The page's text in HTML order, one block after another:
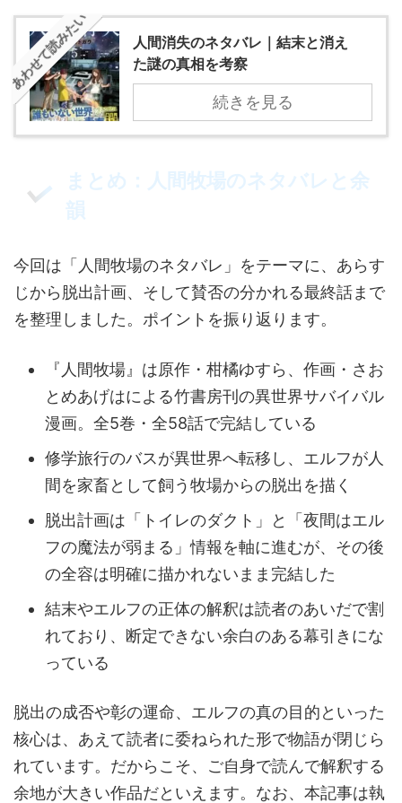
あわせて読みたい
人間消失のネタバレ｜結末と消え
た謎の真相を考察
続きを見る
まとめ：人間牧場のネタバレと余
韻
今回は「人間牧場のネタバレ」をテーマに、あらす
じから脱出計画、そして賛否の分かれる最終話まで
を整理しました。ポイントを振り返ります。
『人間牧場』は原作・柑橘ゆすら、作画・さお
とめあげはによる竹書房刊の異世界サバイバル
漫画。全5巻・全58話で完結している
修学旅行のバスが異世界へ転移し、エルフが人
間を家畜として飼う牧場からの脱出を描く
脱出計画は「トイレのダクト」と「夜間はエル
フの魔法が弱まる」情報を軸に進むが、その後
の全容は明確に描かれないまま完結した
結末やエルフの正体の解釈は読者のあいだで割
れており、断定できない余白のある幕引きにな
っている
脱出の成否や彰の運命、エルフの真の目的といった
核心は、あえて読者に委ねられた形で物語が閉じら
れています。だからこそ、ご自身で読んで解釈する
余地が大きい作品だといえます。なお、本記事は執